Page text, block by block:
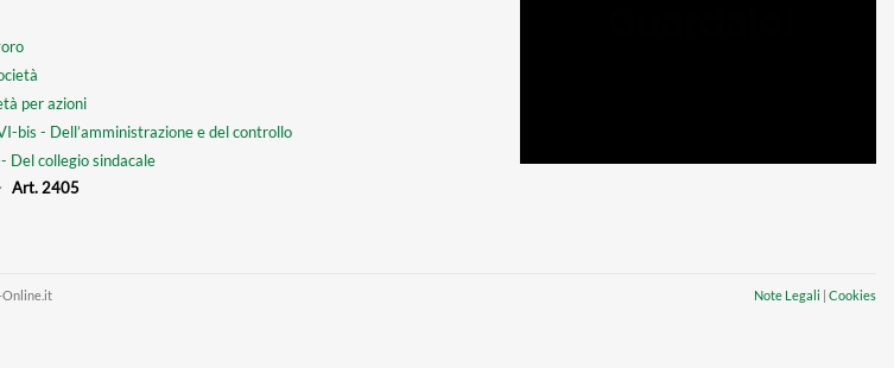
per azioni
bis - Dell’amministrazione e del controllo
Del collegio sindacale
Art. 2405
Online.it Note Legali Cookies